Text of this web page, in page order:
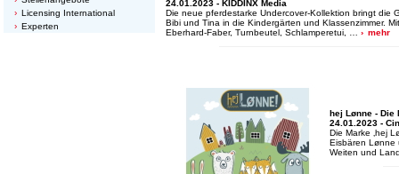
Licensing International
Experten
24.01.2023 - KIDDINX Media
Die neue pferdestarke Undercover-Kollektion bringt die
Bibi und Tina in die Kindergärten und Klassenzimmer.
Eberhard-Faber, Turnbeutel, Schlamperetui, …
mehr
hej Lønne - Die
24.01.2023 -
Die Marke ‚hej
Eisbären Lønne
Weiten und